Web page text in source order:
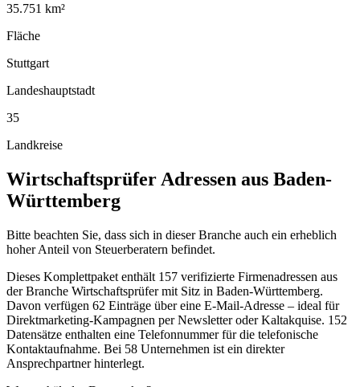
35.751 km²
Fläche
Stuttgart
Landeshauptstadt
35
Landkreise
Wirtschaftsprüfer Adressen aus Baden-
Württemberg
Bitte beachten Sie, dass sich in dieser Branche auch ein erheblich
hoher Anteil von Steuerberatern befindet.
Dieses Komplettpaket enthält 157 verifizierte Firmenadressen aus
der Branche Wirtschaftsprüfermit Sitz in Baden-Württemberg.
Davon verfügen 62 Einträge über eine E-Mail-Adresse – ideal für
Direktmarketing-Kampagnen per Newsletter oder Kaltakquise. 152
Datensätze enthalten eine Telefonnummer für die telefonische
Kontaktaufnahme. Bei 58 Unternehmen ist ein direkter
Ansprechpartner hinterlegt.